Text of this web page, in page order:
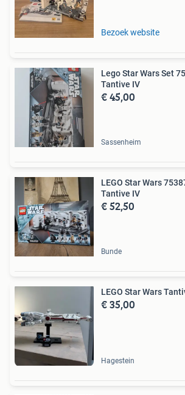
Bezoek website
Lego Star Wars Set
Tantive IV
€ 45,00
Sassenheim
LEGO Star Wars
Tantive IV
€ 52,50
Bunde
LEGO Star Wars
€ 35,00
Hagestein